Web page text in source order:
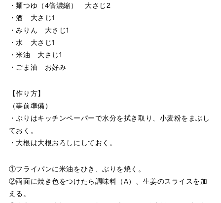
・麺つゆ（4倍濃縮） 大さじ2
・酒 大さじ1
・みりん 大さじ1
・水 大さじ1
・米油 大さじ1
・ごま油 お好み
【作り方】
（事前準備）
・ぶりはキッチンペーパーで水分を拭き取り、小麦粉をまぶし
ておく。
・大根は大根おろしにしておく。
①フライパンに米油をひき、ぶりを焼く。
②両面に焼き色をつけたら調味料（A）、生姜のスライスを加
える。